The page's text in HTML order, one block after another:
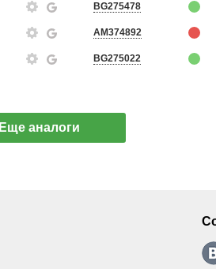
BG275478
AM374892
BG275022
Еще аналоги